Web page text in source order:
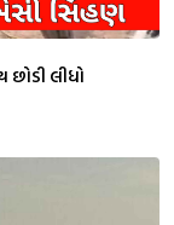
છોડી લીધો